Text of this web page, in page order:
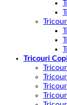
Tricouri